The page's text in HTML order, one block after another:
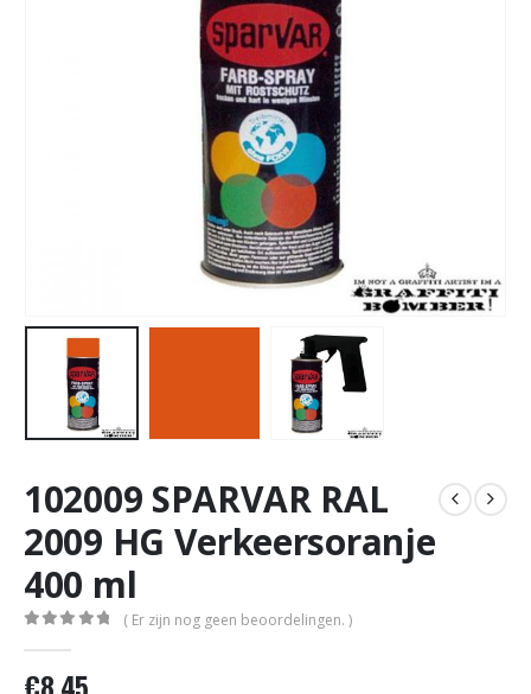
102009 SPARVAR RAL
2009 HG Verkeersoranje
400 ml
( Er zijn nog geen beoordelingen. )